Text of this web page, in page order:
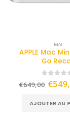
IMAC
APPLE Mac
Go
out
€649,00 €
AJOUTER AU